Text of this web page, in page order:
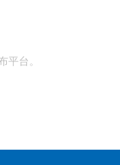
平台。